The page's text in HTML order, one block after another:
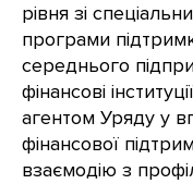
рівня зі
програми
середнього
фінансові
агентом Уряду у
фінансової
взаємодію з